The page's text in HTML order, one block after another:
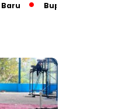
Bupati Zadrak Ajak